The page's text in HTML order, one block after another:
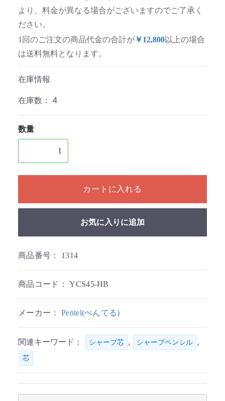
より、料金が異なる場合がございますのでご了承く
ださい。
1回のご注文の商品代金の合計が￥12,800以上の場合
は送料無料となります。
在庫情報
在庫数： 4
数量
1個以上の数量を入力してください
カートに入れる
お気に入りに追加
商品番号： 1314
商品コード：YCS45-HB
メーカー： Pentel(ぺんてる)
関連キーワード： シャープ芯 , シャープペンシル ,
芯